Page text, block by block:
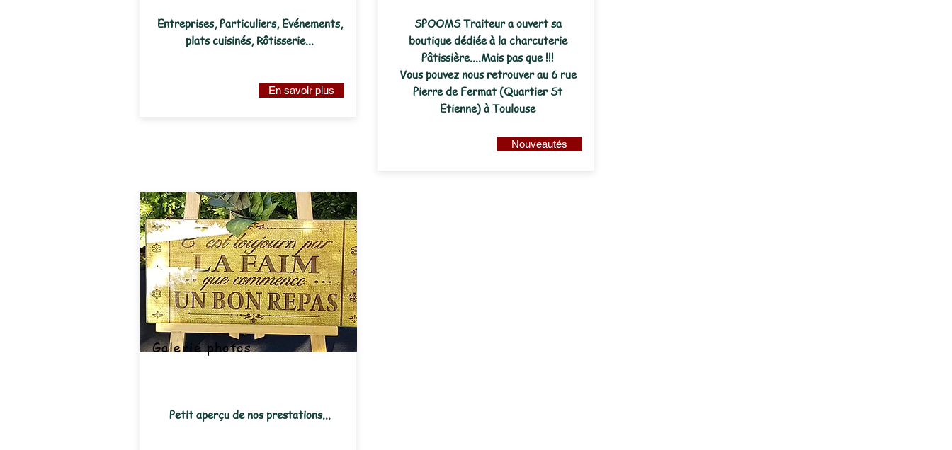
Entreprises, Particuliers, Evénements,
plats cuisinés, Rôtisserie...
En savoir plus
SPOOMS Traiteur a ouvert sa
boutique dédiée à la charcuterie
Pâtissière....Mais pas que !!!
Vous pouvez nous retrouver au 6 rue
Pierre de Fermat (Quartier St
Etienne) à Toulouse
Nouveautés
Galerie photos
Petit aperçu de nos prestations...